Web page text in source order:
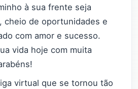
à sua frente seja
cheio de oportunidades e
com amor e sucesso.
vida hoje com muita
virtual que se tornou tão